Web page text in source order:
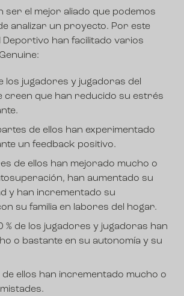
ser el mejor aliado que podemos
analizar un proyecto. Por este
Deportivo han facilitado varios
los jugadores y jugadoras del
creen que han reducido su estrés
de ellos han experimentado
un feedback positivo.
de ellos han mejorado mucho o
han aumentado su
y han incrementado su
su familia en labores del hogar.
% de los jugadores y jugadoras han
o bastante en su autonomía y su
de ellos han incrementado mucho o